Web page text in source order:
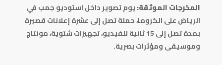
المخرجات الموثقة:يوم تصوير داخل استوديو جمب في
الرياض على الكروما، حملة تصل إلى عشرة إعلانات قصيرة
بمدة تصل إلى 15 ثانية للفيديو، تجهيزات شتوية، مونتاج
وموسيقى ومؤثرات بصرية.